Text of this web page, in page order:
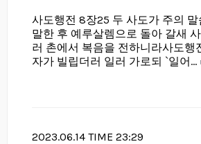
사도행전 8장25 두 사도가 주의 말
말한 후 예루살렘으로 돌아 갈새
러 촌에서 복음을 전하니라사도행
자가 빌립더러 일러 가로되 `일어…
2023.06.14 TIME 23:29